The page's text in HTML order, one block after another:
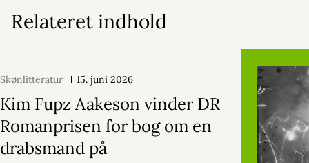
Relateret indhold
Skønlitteratur 15. juni 2026
Kim Fupz Aakeson vinder DR
Romanprisen for bog om en
drabsmand på